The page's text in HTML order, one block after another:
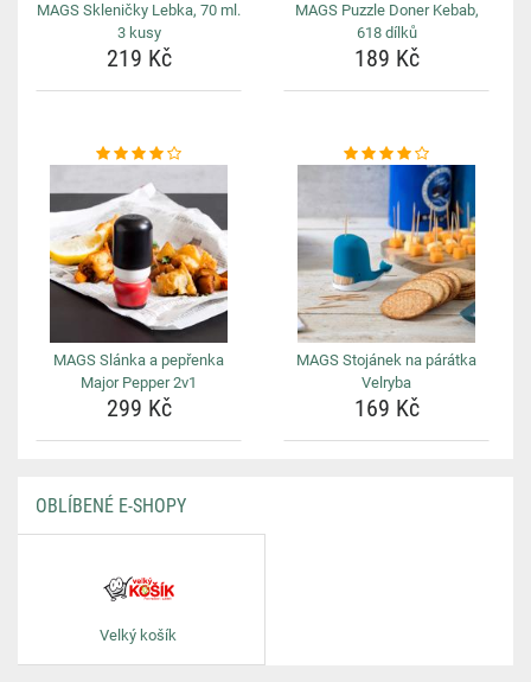
MAGS Skleničky Lebka, 70 ml.
3 kusy
219 Kč
MAGS Puzzle Doner Kebab,
618 dílků
189 Kč
MAGS Slánka a pepřenka
Major Pepper 2v1
299 Kč
MAGS Stojánek na párátka
Velryba
169 Kč
OBLÍBENÉ E-SHOPY
Velký košík